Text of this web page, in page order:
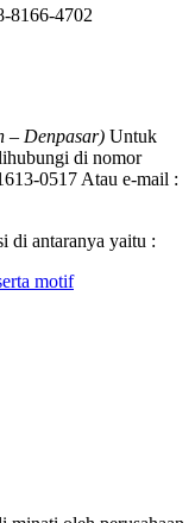
8166-4702
– Denpasar) Untuk
di nomor
0517 Atau e-mail :
di antaranya yaitu :
motif